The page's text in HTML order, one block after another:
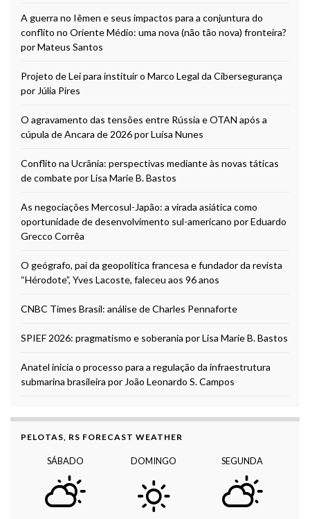
A guerra no Iêmen e seus impactos para a conjuntura do
conflito no Oriente Médio: uma nova (não tão nova) fronteira?
por Mateus Santos
Projeto de Lei para instituir o Marco Legal da Cibersegurança
por Júlia Pires
O agravamento das tensões entre Rússia e OTAN após a
cúpula de Ancara de 2026 por Luísa Nunes
Conflito na Ucrânia: perspectivas mediante às novas táticas
de combate por Lisa Marie B. Bastos
As negociações Mercosul-Japão: a virada asiática como
oportunidade de desenvolvimento sul-americano por Eduardo
Grecco Corrêa
O geógrafo, pai da geopolítica francesa e fundador da revista
“Hérodote”, Yves Lacoste, faleceu aos 96 anos
CNBC Times Brasil: análise de Charles Pennaforte
SPIEF 2026: pragmatismo e soberania por Lisa Marie B. Bastos
Anatel inicia o processo para a regulação da infraestrutura
submarina brasileira por João Leonardo S. Campos
PELOTAS, RS FORECAST WEATHER
SÁBADO DOMINGO SEGUNDA